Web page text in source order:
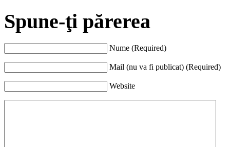
Spune-ţi părerea
Nume (Required)
Mail (nu va fi publicat) (Required)
Website